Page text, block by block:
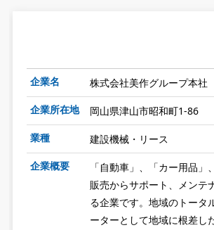
企業名
株式会社美作グループ本社
企業所在地
岡山県津山市昭和町1-86
業種
建設機械・リース
企業概要
「自動車」、「カー用品」
販売からサポート、メンテ
る企業です。地域のトータ
ーターとして地域に根差し